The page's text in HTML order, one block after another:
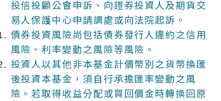
投信投顧公會申訴、向證券投資人及期貨交
易人保護中心申請調處或向法院起訴。
債券投資風險尚包括債券發行人違約之信用
風險、利率變動之風險等風險。
投資人以其他非本基金計價幣別之貨幣換匯
後投資本基金，須自行承擔匯率變動之風
險。若取得收益分配或買回價金時轉換回原